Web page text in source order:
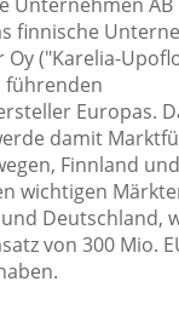
finnische
Oy ("Karelia-
führenden
Europas.
damit
Finnland
wichtigen
Deutschland,
von 300 Mio.